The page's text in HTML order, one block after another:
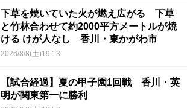
下草を焼いていた火が燃え広がる 下草
と竹林合わせて約2000平方メートルが焼
ける けが人なし 香川・東かがわ市
2026/8/8(土)19:13
【試合経過】夏の甲子園1回戦 香川・英
明が関東第一に勝利